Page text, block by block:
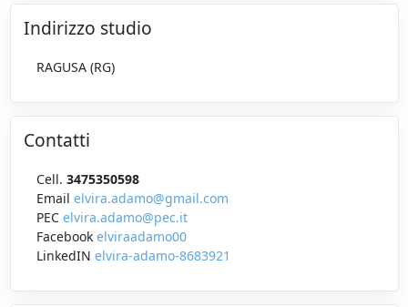
Indirizzo studio
RAGUSA (RG)
Contatti
Cell. 3475350598
Email elvira.adamo@gmail.com
PEC elvira.adamo@pec.it
Facebook elviraadamo00
LinkedIN elvira-adamo-8683921